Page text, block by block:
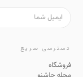
دسترسی سریع
فروشگاه